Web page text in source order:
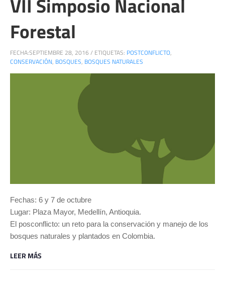
Forestal
FECHA:SEPTIEMBRE 28, 2016 / ETIQUETAS: POSTCONFLICTO,
CONSERVACIÓN, BOSQUES, BOSQUES NATURALES
Fechas: 6 y 7 de octubre
Lugar: Plaza Mayor, Medellín, Antioquia.
El posconflicto: un reto para la conservación y manejo de los
bosques naturales y plantados en Colombia.
LEER MÁS